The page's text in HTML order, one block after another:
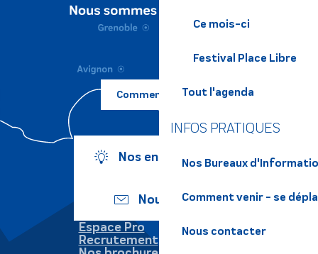
Ce mois-ci
Festival Place Libre
Tout l'agenda
INFOS PRATIQUES
Nos Bureaux
Comment venir - se
Nous contacter
Comment venir ?
Nos engagements
Nous écrire
Espace Pro
Recrutement